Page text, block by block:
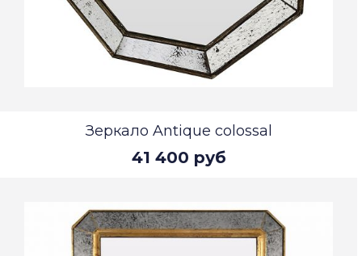
Зеркало Antique colossal
41 400 руб